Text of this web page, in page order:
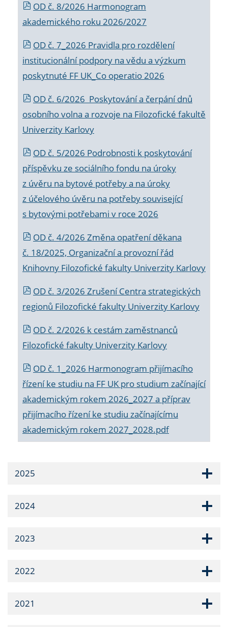
OD č. 8/2026 Harmonogram
akademického roku 2026/2027
OD č. 7_2026 Pravidla pro rozdělení
institucionální podpory na vědu a výzkum
poskytnuté FF UK_Co operatio 2026
OD č. 6/2026 Poskytování a čerpání dnů
osobního volna a rozvoje na Filozofické fakultě
Univerzity Karlovy
OD č. 5/2026 Podrobnosti k poskytování
příspěvku ze sociálního fondu na úroky
z úvěru na bytové potřeby a na úroky
z účelového úvěru na potřeby související
s bytovými potřebami v roce 2026
OD č. 4/2026 Změna opatření děkana
č. 18/2025, Organizační a provozní řád
Knihovny Filozofické fakulty Univerzity Karlovy
OD č. 3/2026 Zrušení Centra strategických
regionů Filozofické fakulty Univerzity Karlovy
OD č. 2/2026 k cestám zaměstnanců
Filozofické fakulty Univerzity Karlovy
OD č. 1_2026 Harmonogram přijímacího
řízení ke studiu na FF UK pro studium začínající
akademickým rokem 2026_2027 a příprav
přijímacího řízení ke studiu začínajícímu
akademickým rokem 2027_2028.pdf
2025
2024
2023
2022
2021